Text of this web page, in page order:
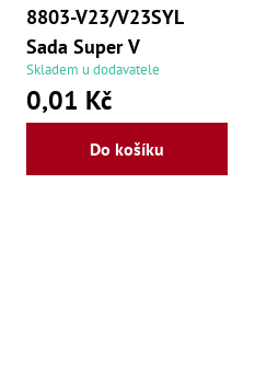
8803-V23/V23SYL
Sada Super V
Skladem u dodavatele
0,01 Kč
Do košíku